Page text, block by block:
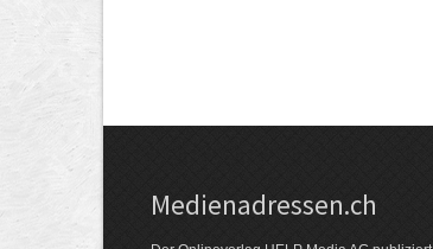
Medienadressen.ch